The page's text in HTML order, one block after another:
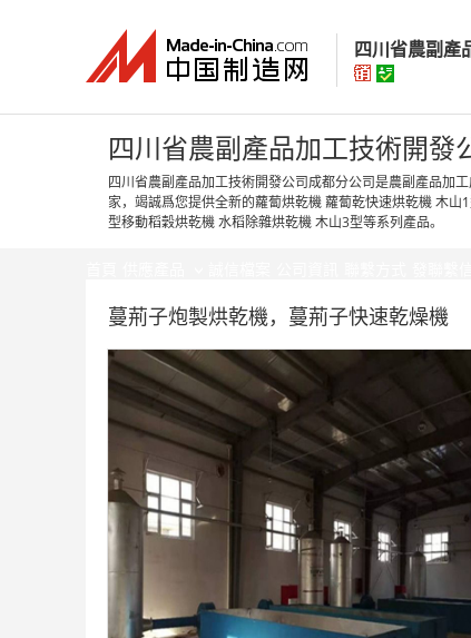
四川省農副產
四川省農副
經營模式：生
四川省農副產品加工技術開發
四川省農副產品加工技術開發公司成都分公司是農副產品加
家，竭誠爲您提供全新的蘿蔔烘乾機 蘿蔔乾快速烘乾機 木
型移動稻穀烘乾機 水稻除雜烘乾機 木山3型等系列產品。
蔓荊子炮製烘乾機，蔓荊子快速乾燥機